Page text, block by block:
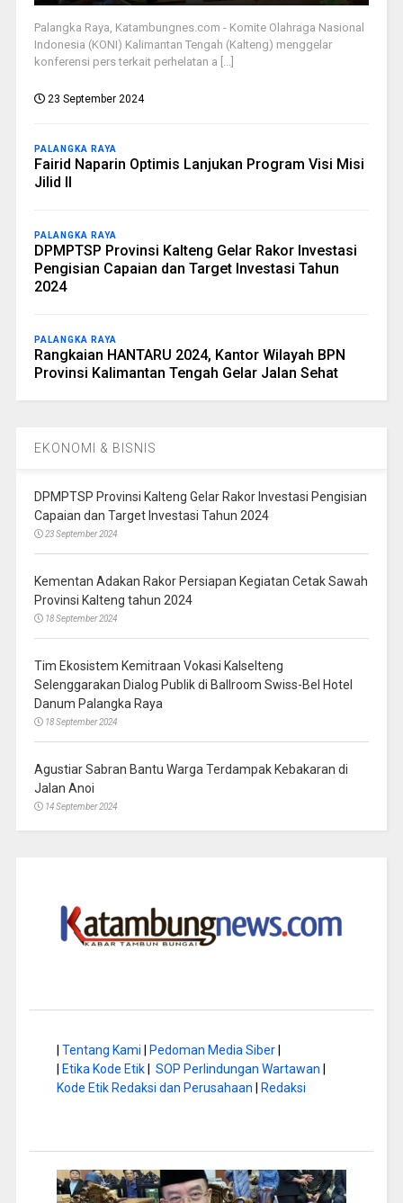
Palangka Raya, Katambungnes.com - Komite Olahraga Nasional
Indonesia (KONI) Kalimantan Tengah (Kalteng) menggelar
konferensi pers terkait perhelatan a [...]
23 September 2024
PALANGKA RAYA
Fairid Naparin Optimis Lanjukan Program Visi Misi
Jilid II
PALANGKA RAYA
DPMPTSP Provinsi Kalteng Gelar Rakor Investasi
Pengisian Capaian dan Target Investasi Tahun
2024
PALANGKA RAYA
Rangkaian HANTARU 2024, Kantor Wilayah BPN
Provinsi Kalimantan Tengah Gelar Jalan Sehat
EKONOMI & BISNIS
DPMPTSP Provinsi Kalteng Gelar Rakor Investasi Pengisian
Capaian dan Target Investasi Tahun 2024
23 September 2024
Kementan Adakan Rakor Persiapan Kegiatan Cetak Sawah
Provinsi Kalteng tahun 2024
18 September 2024
Tim Ekosistem Kemitraan Vokasi Kalselteng
Selenggarakan Dialog Publik di Ballroom Swiss-Bel Hotel
Danum Palangka Raya
18 September 2024
Agustiar Sabran Bantu Warga Terdampak Kebakaran di
Jalan Anoi
14 September 2024
Tentang Kami Pedoman Media Siber|
Etika Kode Etik| SOP Perlindungan Wartawan
Kode Etik Redaksi dan Perusahaan
Redaksi